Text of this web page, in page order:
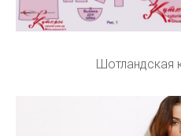
Шотландская